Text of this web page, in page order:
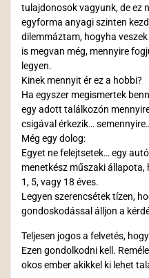
tulajdonosok vagyunk, de ez
egyforma anyagi szinten
dilemmáztam, hogyha
is megvan még, mennyire
legyen.
Kinek mennyit ér ez a hobbi?
Ha egyszer megismertek
egy adott találkozón
csigával érkezik…
Még egy dolog:
Egyet ne felejtsetek… egy
menetkész műszaki állapota,
1, 5, vagy 18 éves.
Legyen szerencsétek tízen,
gondoskodással álljon a
Teljesen jogos a felvetés,
Ezen gondolkodni kell.
okos ember akikkel ki lehet